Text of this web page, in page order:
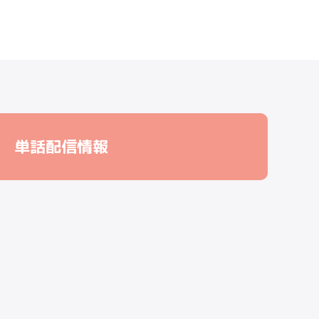
単話配信情報